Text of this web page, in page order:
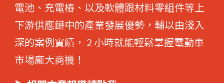
電池、充電樁、以及軟體跟材料零組件等上
下游供應鏈中的產業發展優勢，輔以由淺入
深的案例實績， 2 小時就能輕鬆掌握電動車
市場龐大商機！